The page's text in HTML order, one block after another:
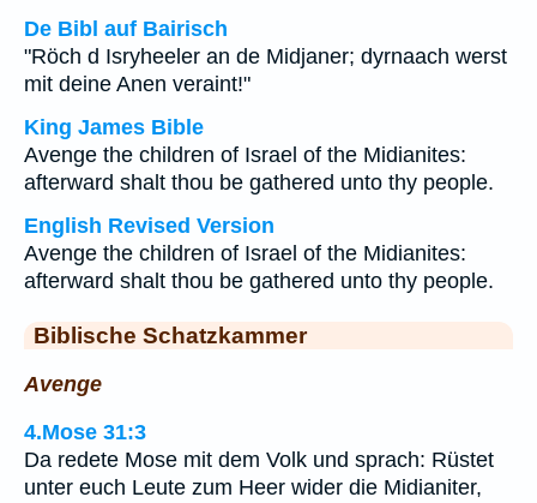
De Bibl auf Bairisch
"Röch d Isryheeler an de Midjaner; dyrnaach werst
mit deine Anen veraint!"
King James Bible
Avenge the children of Israel of the Midianites:
afterward shalt thou be gathered unto thy people.
English Revised Version
Avenge the children of Israel of the Midianites:
afterward shalt thou be gathered unto thy people.
Biblische Schatzkammer
Avenge
4.Mose 31:3
Da redete Mose mit dem Volk und sprach: Rüstet
unter euch Leute zum Heer wider die Midianiter,